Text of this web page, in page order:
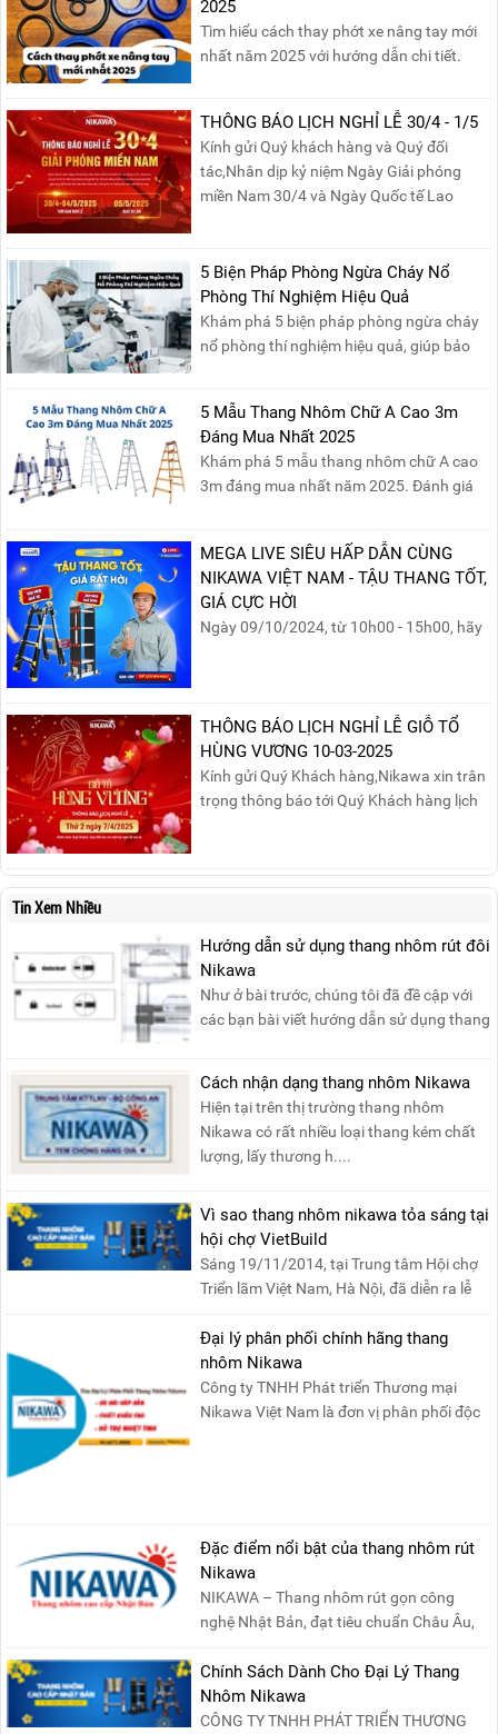
2025
Tìm hiểu cách thay phớt xe nâng tay mới
nhất năm 2025 với hướng dẫn chi tiết.
phớt đúng cách, giúp xe nâng hoạt động
hiệu quả và bền lâu!
THÔNG BÁO LỊCH NGHỈ LỄ 30/4 - 1/5
Kính gửi Quý khách hàng và Quý đối
tác,Nhân dịp kỷ niệm Ngày Giải phóng
miền Nam 30/4 và Ngày Quốc tế Lao
báo lịch nghỉ lễ như sau:Thời gian nghỉ: Từ
Thứ Ba, ngày 29/04/2025 đến hết Chủ
Nhật, ngày 04/05/2025.T...
5 Biện Pháp Phòng Ngừa Cháy Nổ
Phòng Thí Nghiệm Hiệu Quả
Khám phá 5 biện pháp phòng ngừa cháy
nổ phòng thí nghiệm hiệu quả, giúp bảo
sản, giảm thiểu nguy cơ cháy nổ phòng thí
nghiệm.
5 Mẫu Thang Nhôm Chữ A Cao 3m
Đáng Mua Nhất 2025
Khám phá 5 mẫu thang nhôm chữ A cao
3m đáng mua nhất năm 2025. Đánh giá
sản phẩm phù hợp!
MEGA LIVE SIÊU HẤP DẪN CÙNG
NIKAWA VIỆT NAM - TẬU THANG TỐT,
GIÁ CỰC HỜI
Ngày 09/10/2024, từ 10h00 - 15h00, hãy
phần quà siêu hấp dẫn và mua sắm
những sản phẩm thang chính hãng với
mức giá không thể tốt hơn!Tham gia
Mega Live, bạn sẽ nhận được gì?...
THÔNG BÁO LỊCH NGHỈ LỄ GIỖ TỔ
HÙNG VƯƠNG 10-03-2025
Kính gửi Quý Khách hàng,Nikawa xin trân
trọng thông báo tới Quý Khách hàng lịch
07/04/2025, nhằm ngày Giỗ Tổ Hùng
Tin Xem Nhiều
Hướng dẫn sử dụng thang nhôm rút đôi
Nikawa
Như ở bài trước, chúng tôi đã đề cập với
các bạn bài viết hướng dẫn sử dụng thang
Cách nhận dạng thang nhôm Nikawa
Hiện tại trên thị trường thang nhôm
Nikawa có rất nhiều loại thang kém chất
lượng, lấy thương h....
Vì sao thang nhôm nikawa tỏa sáng tại
hội chợ VietBuild
Sáng 19/11/2014, tại Trung tâm Hội chợ
Triển lãm Việt Nam, Hà Nội, đã diễn ra lễ
khai mạc “Triể....
Đại lý phân phối chính hãng thang
nhôm Nikawa
Công ty TNHH Phát triển Thương mại
Nikawa Việt Nam là đơn vị phân phối độc
Đặc điểm nổi bật của thang nhôm rút
Nikawa
NIKAWA – Thang nhôm rút gọn công
nghệ Nhật Bản, đạt tiêu chuẩn Châu Âu,
đảm bảo sự an toàn tuy....
Chính Sách Dành Cho Đại Lý Thang
Nhôm Nikawa
CÔNG TY TNHH PHÁT TRIỂN THƯƠNG